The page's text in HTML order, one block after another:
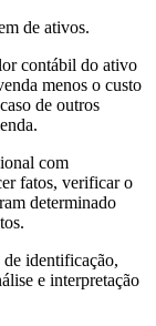
de ativos.
contábil do ativo
menos o custo
de outros
com
fatos, verificar o
determinado
identificação,
e interpretação